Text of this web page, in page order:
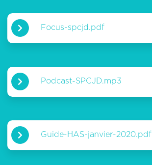
Focus-spcjd.pdf
Podcast-SPCJD.mp3
Guide-HAS-janvier-2020.pdf